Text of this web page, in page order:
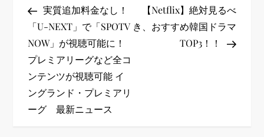
稿
ナ
ビ
ゲ
Post実質追加料金なし！
「U-NEXT」で「SPOTV
NOW」が視聴可能に！
プレミアリーグなど全コ
ンテンツが視聴可能 イ
ングランド・プレミアリ
ーグ 最新ニュース
Post
【Netflix】絶対見るべ
き、おすすめ韓国ドラマ
TOP3！！